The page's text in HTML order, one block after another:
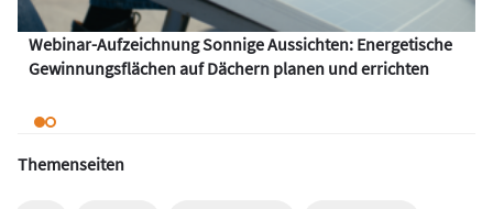
Webinar-Aufzeichnung Sonnige Aussichten: Energetische
Gewinnungsflächen auf Dächern planen und errichten
Themenseiten